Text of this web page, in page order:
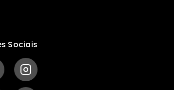
Sociais